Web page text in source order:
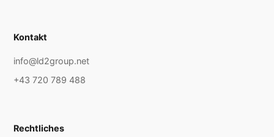
Kontakt
info@ld2group.net
+43 720 789 488
Rechtliches